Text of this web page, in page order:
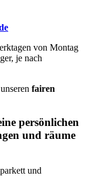
von Montag
je nach
fairen
persönlichen
und räume
und